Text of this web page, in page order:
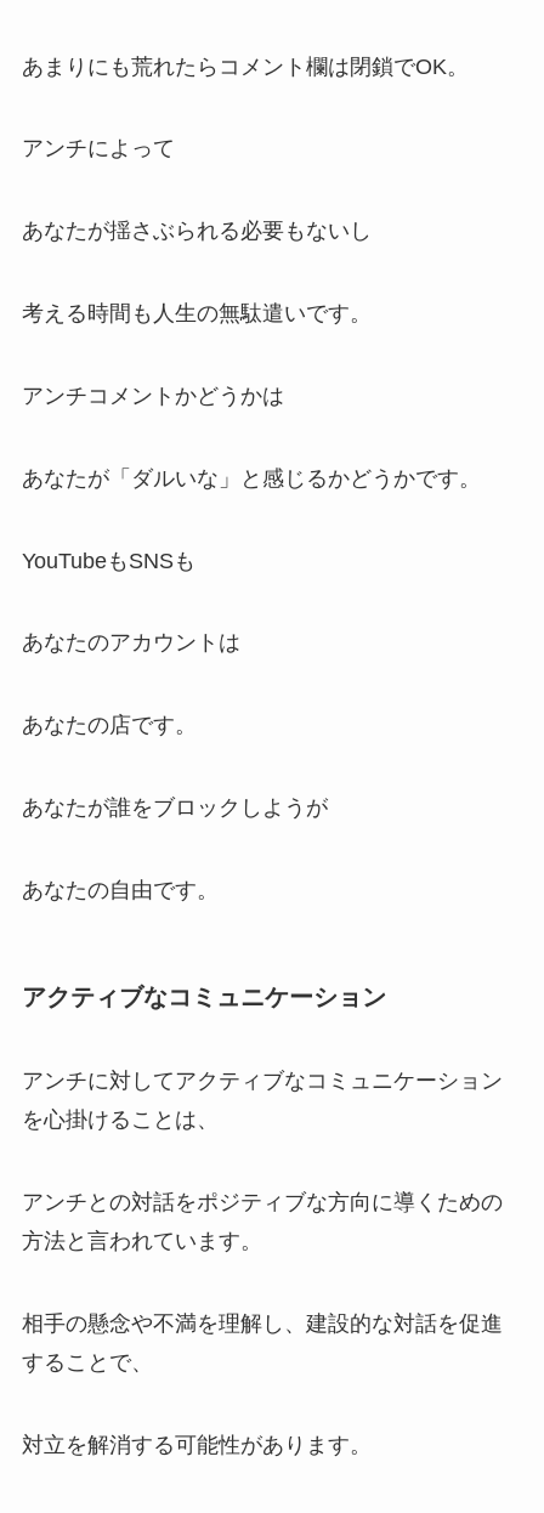
あまりにも荒れたらコメント欄は閉鎖でOK。
アンチによって
あなたが揺さぶられる必要もないし
考える時間も人生の無駄遣いです。
アンチコメントかどうかは
あなたが「ダルいな」と感じるかどうかです。
YouTubeもSNSも
あなたのアカウントは
あなたの店です。
あなたが誰をブロックしようが
あなたの自由です。
アクティブなコミュニケーション
アンチに対してアクティブなコミュニケーション
を心掛けることは、
アンチとの対話をポジティブな方向に導くための
方法と言われています。
相手の懸念や不満を理解し、建設的な対話を促進
することで、
対立を解消する可能性があります。